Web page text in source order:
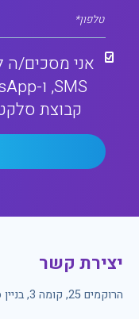
טלפון*
אני מסכים/ה
קבוצת
יצירת קשר
הרוקמים 25, קומה 3, בניין סאדאב – מרכז עסקים חולון